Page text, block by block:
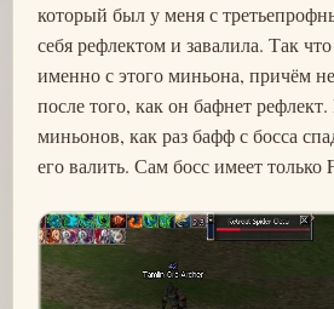
который был у меня с
себя рефлектом и завалила. Так
именно с этого миньона, причём
после того, как он бафнет
миньонов, как раз бафф с босса
его валить. Сам босс имеет только